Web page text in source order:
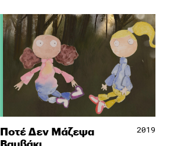
Ποτέ ∆εν Μάζεψα
2019